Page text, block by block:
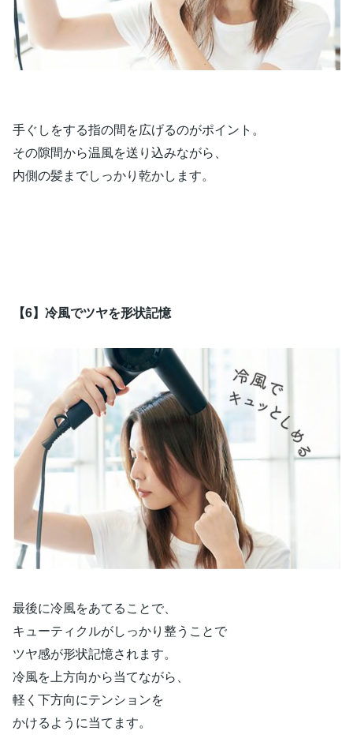
手ぐしをする指の間を広げるのがポイント。
その隙間から温風を送り込みながら、
内側の髪までしっかり乾かします。
【6】冷風でツヤを形状記憶
最後に冷風をあてることで、
キューティクルがしっかり整うことで
ツヤ感が形状記憶されます。
冷風を上方向から当てながら、
軽く下方向にテンションを
かけるように当てます。